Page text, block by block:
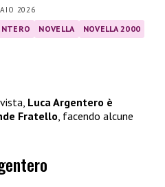
2026
NOVELLA
NOVELLA 2000
Luca Argentero è
Fratello , facendo alcune